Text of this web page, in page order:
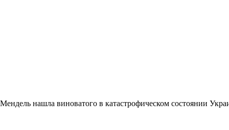
Мендель нашла виноватого в катастрофическом состоянии